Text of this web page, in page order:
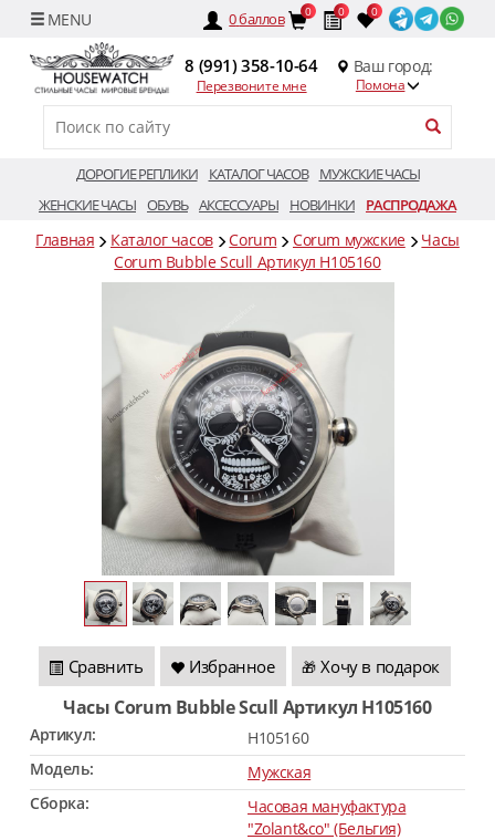
0баллов 0 0 0
8 (991) 358-10-64
Перезвоните мне
Ваш город:
Помона
ДОРОГИЕ РЕПЛИКИ КАТАЛОГ ЧАСОВ
МУЖСКИЕ ЧАСЫ
ЖЕНСКИЕ ЧАСЫ ОБУВЬ АКСЕССУАРЫ НОВИНКИ РАСПРОДАЖА
Главная Каталог часов Corum Corum мужские
Часы
Corum Bubble Scull Артикул H105160
Сравнить Избранное 🎁 Хочу в подарок
Часы Corum Bubble Scull Артикул H105160
Артикул:
H105160
Модель:
Мужская
Сборка:
Часовая мануфактура
"Zolant&co" (Бельгия)